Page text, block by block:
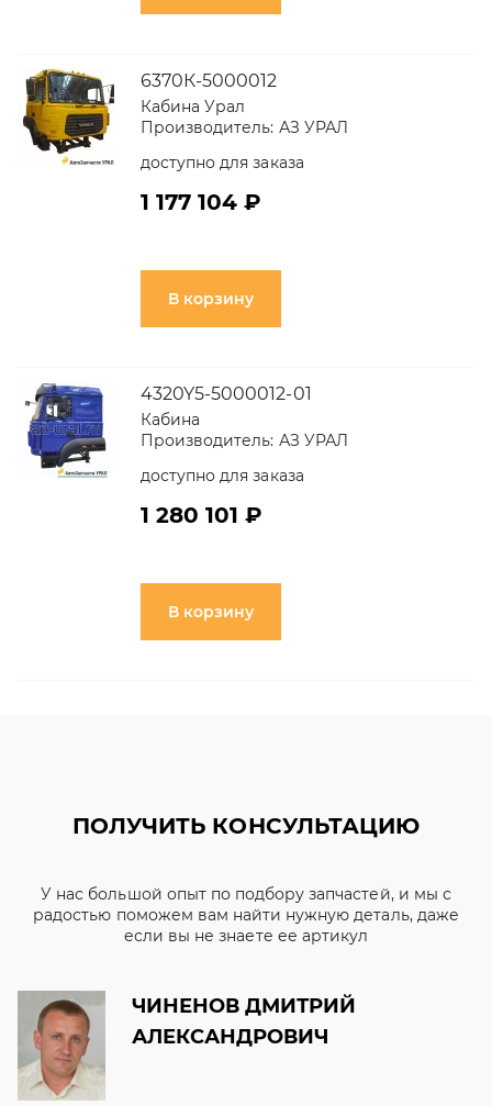
6370К-5000012
Кабина Урал
Производитель: АЗ УРАЛ
доступно для заказа
1 177 104 ₽
В корзину
4320Y5-5000012-01
Кабина
Производитель: АЗ УРАЛ
доступно для заказа
1 280 101 ₽
В корзину
ПОЛУЧИТЬ КОНСУЛЬТАЦИЮ
У нас большой опыт по подбору запчастей, и мы с
радостью поможем вам найти нужную деталь, даже
если вы не знаете ее артикул
ЧИНЕНОВ ДМИТРИЙ
АЛЕКСАНДРОВИЧ